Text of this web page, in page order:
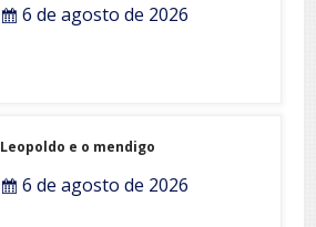
6 de agosto de 2026
Leopoldo e o mendigo
6 de agosto de 2026